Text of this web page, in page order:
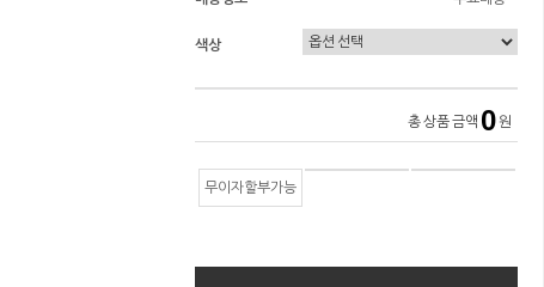
색상
총 상품 금액 0 원
무이자할부가능